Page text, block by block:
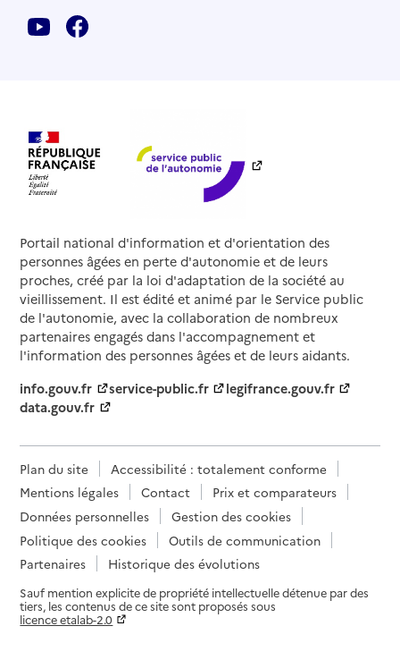
Portail national d'information et d'orientation des
personnes âgées en perte d'autonomie et de leurs
proches, créé par la loi d'adaptation de la société au
vieillissement. Il est édité et animé par le Service public
de l'autonomie, avec la collaboration de nombreux
partenaires engagés dans l'accompagnement et
l'information des personnes âgées et de leurs aidants.
info.gouv.fr
service-public.fr
legifrance.gouv.fr
data.gouv.fr
Plan du site
Accessibilité : totalement conforme
Mentions légales
Contact
Prix et comparateurs
Données personnelles
Gestion des cookies
Politique des cookies
Outils de communication
Partenaires
Historique des évolutions
Sauf mention explicite de propriété intellectuelle détenue par des
tiers, les contenus de ce site sont proposés sous
licence etalab-2.0